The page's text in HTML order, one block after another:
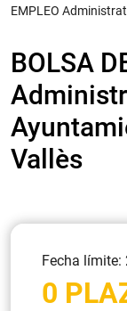
EMPLEO
BOLSA
Vallès
Fecha
0